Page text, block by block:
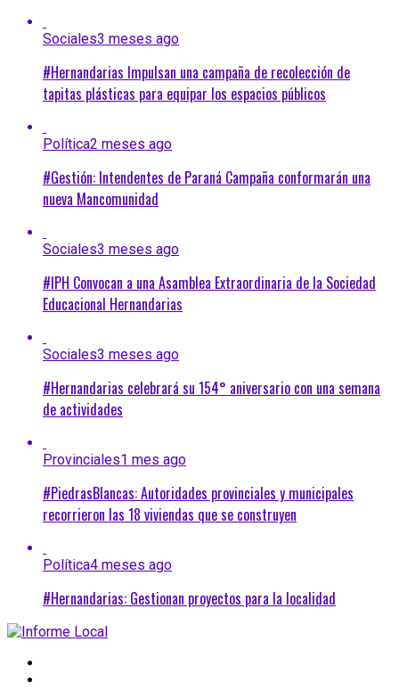
Sociales3 meses ago
#Hernandarias Impulsan una campaña de recolección de
tapitas plásticas para equipar los espacios públicos
Política2 meses ago
#Gestión: Intendentes de Paraná Campaña conformarán una
nueva Mancomunidad
Sociales3 meses ago
#IPH Convocan a una Asamblea Extraordinaria de la Sociedad
Educacional Hernandarias
Sociales3 meses ago
#Hernandarias celebrará su 154° aniversario con una semana
de actividades
Provinciales1 mes ago
#PiedrasBlancas: Autoridades provinciales y municipales
recorrieron las 18 viviendas que se construyen
Política4 meses ago
#Hernandarias: Gestionan proyectos para la localidad